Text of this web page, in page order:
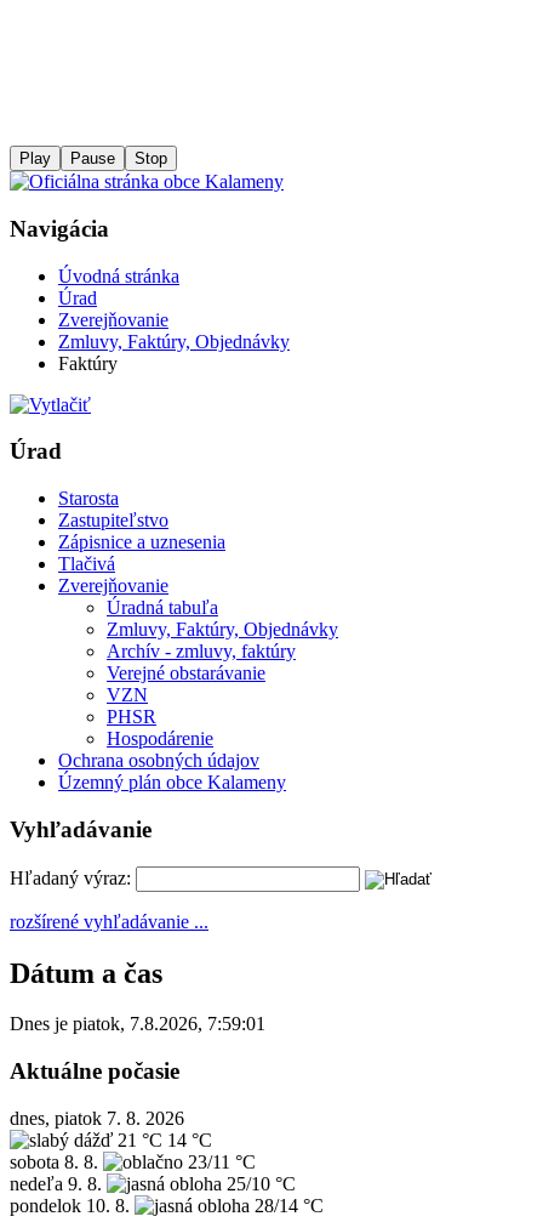
Play Pause Stop
Navigácia
Úvodná stránka
Úrad
Zverejňovanie
Zmluvy, Faktúry, Objednávky
Faktúry
Úrad
Starosta
Zastupiteľstvo
Zápisnice a uznesenia
Tlačivá
Zverejňovanie
Úradná tabuľa
Zmluvy, Faktúry, Objednávky
Archív - zmluvy, faktúry
Verejné obstarávanie
VZN
PHSR
Hospodárenie
Ochrana osobných údajov
Územný plán obce Kalameny
Vyhľadávanie
Hľadaný výraz:
rozšírené vyhľadávanie ...
Dátum a čas
Dnes je piatok, 7.8.2026, 7:59:01
Aktuálne počasie
dnes, piatok 7. 8. 2026
21 °C 14 °C
sobota 8. 8.
23/11 °C
nedeľa 9. 8.
25/10 °C
pondelok 10. 8. 28/14 °C